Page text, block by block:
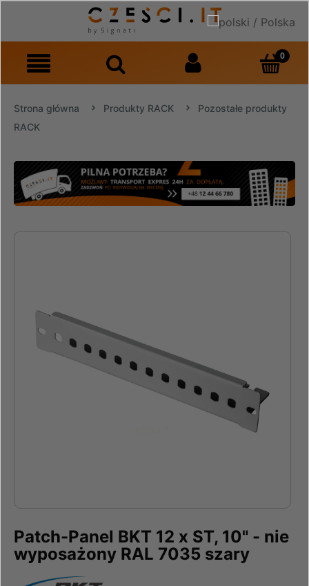
Strona główna Produkty RACK
Pozostałe produkty
RACK
Patch-Panel BKT 12 x ST, 10" - nie
wyposażony RAL 7035 szary